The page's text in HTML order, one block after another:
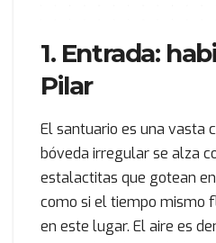
1. Entrada:
Pilar
El santuario es una vasta
bóveda irregular se alza
estalactitas que gotean
como si el tiempo mismo
en este lugar. El aire es